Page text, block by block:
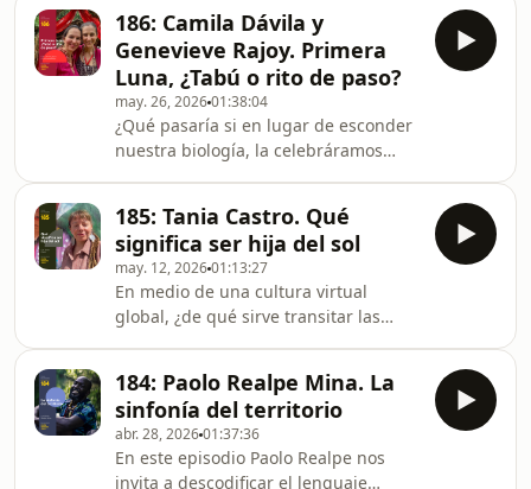
más altos de la Am
para manejar las emociones y la
mente. Martín comparte sobre el
Sudarshan Kriya, una técnica de
respiración específicamente diseñada
para reducir el estrés, incidir en los
niveles de cortisol, mejorar la salud y
permitir explorar capas más
profundas de nuestra experienci
186: Camila Dávila y
Genevieve Rajoy. Primera
Luna, ¿Tabú o rito de paso?
may. 26, 202601:38:04
¿Qué pasaría si en lugar de esconder
nuestra biología, la celebráramos
Dávila y Genevieve Rajoy sobre la
urgencia de rescatar los ritos de paso,
en particular el de la iniciación
menstrual. Desde la experiencia
compartida por cientos de madres e
hijas, desarmamos los tabúes de la
menarquia para devolverle a la
menstruación su lugar com
185: Tania Castro. Qué
significa ser hija del sol
may. 12, 202601:13:27
En medio de una cultura virtual
global, ¿de qué sirve transitar las
pueden servir para mirar diferente.
Mirar más a la comunidad, a la
naturaleza y a lo que de verdad
venimos a hacer en esta experiencia
184: Paolo Realpe Mina. La
sinfonía del territorio
abr. 28, 202601:37:36
En este episodio Paolo Realpe nos
invita a descodificar el lenguaje